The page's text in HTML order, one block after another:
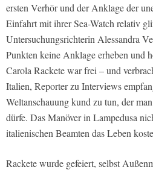
ersten Verhör und der Anklage der
Einfahrt mit ihrer Sea-Watch relativ
Untersuchungsrichterin Alessandra
Punkten keine Anklage erheben und
Carola Rackete war frei – und
Italien, Reporter zu Interviews
Weltanschauung kund zu tun, der
dürfe. Das Manöver in Lampedusa
italienischen Beamten das Leben
Rackete wurde gefeiert, selbst